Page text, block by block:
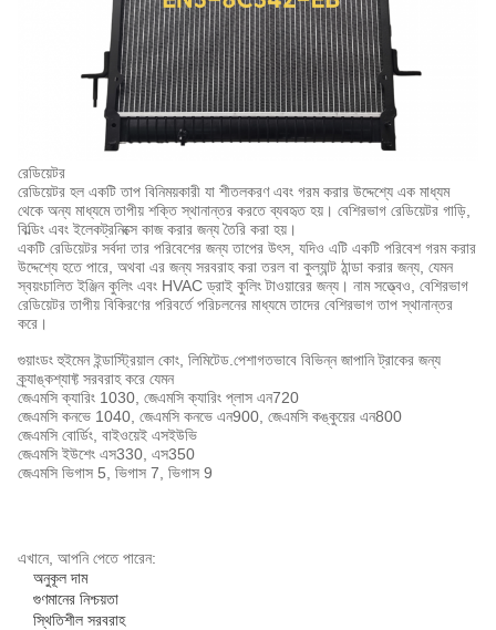
রেডিয়েটর
রেডিয়েটর হল একটি তাপ বিনিময়কারী যা শীতলকরণ এবং গরম করার উদ্দেশ্যে এক মাধ্যম
থেকে অন্য মাধ্যমে তাপীয় শক্তি স্থানান্তর করতে ব্যবহৃত হয়। বেশিরভাগ রেডিয়েটর গাড়ি,
বিল্ডিং এবং ইলেকট্রনিক্সে কাজ করার জন্য তৈরি করা হয়।
একটি রেডিয়েটর সর্বদা তার পরিবেশের জন্য তাপের উৎস, যদিও এটি একটি পরিবেশ গরম করার
উদ্দেশ্যে হতে পারে, অথবা এর জন্য সরবরাহ করা তরল বা কুল্যান্ট ঠান্ডা করার জন্য, যেমন
স্বয়ংচালিত ইঞ্জিন কুলিং এবং HVAC ড্রাই কুলিং টাওয়ারের জন্য। নাম সত্ত্বেও, বেশিরভাগ
রেডিয়েটর তাপীয় বিকিরণের পরিবর্তে পরিচলনের মাধ্যমে তাদের বেশিরভাগ তাপ স্থানান্তর
করে।
গুয়াংডং হুইমেন ইন্ডাস্ট্রিয়াল কোং, লিমিটেড .পেশাগতভাবে বিভিন্ন জাপানি ট্রাকের জন্য
ক্র্যাঙ্কশ্যাফ্ট সরবরাহ করে যেমন
জেএমসি ক্যারিং 1030, জেএমসি ক্যারিং প্লাস এন720
জেএমসি কনভে 1040, জেএমসি কনভে এন900, জেএমসি কঙ্কুয়ের এন800
জেএমসি বোর্ডিং, বাইওয়েই এসইউভি
জেএমসি ইউশেং এস330, এস350
জেএমসি ভিগাস 5, ভিগাস 7, ভিগাস 9
এখানে, আপনি পেতে পারেন:
অনুকূল দাম
গুণমানের নিশ্চয়তা
স্থিতিশীল সরবরাহ